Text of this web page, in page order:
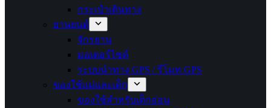
กระเป๋าเดินทาง
ยานยนต์
จักรยาน
มอเตอร์ไซค์
ระบบนำทาง GPS / รีโมท GPS
ของใช้แม่และเด็ก
ของใช้สำหรับเด็กอ่อน